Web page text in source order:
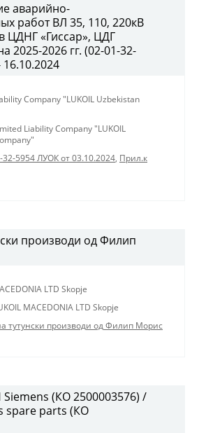
аварийно-
работ ВЛ 35, 110, 220кВ
ЦДНГ «Гиссар», ЦДГ
2025-2026 гг. (02-01-32-
16.10.2024
Company "LUKOIL Uzbekistan
Liability Company "LUKOIL
32-5954 ЛУОК от 03.10.2024, Прил.к
производи од Филип
LTD Skopje
MACEDONIA LTD Skopje
тутунски производи од Филип Морис
(КО 2500003576) /
spare parts (КО